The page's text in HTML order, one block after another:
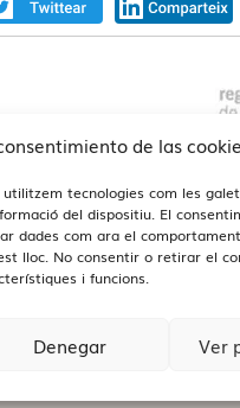
de las
tecnologies com les
del dispositiu. El
dades com ara el
lloc. No consentir o retirar el
i funcions.
Denegar Ver